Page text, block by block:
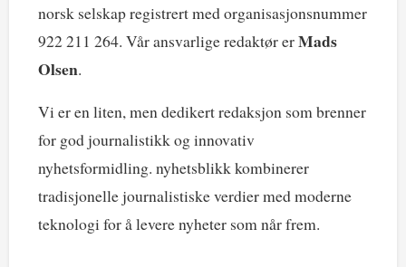
norsk selskap registrert med organisasjonsnummer
922 211 264. Vår ansvarlige redaktør erMads
Olsen.
Vi er en liten, men dedikert redaksjon som brenner
for god journalistikk og innovativ
nyhetsformidling. nyhetsblikk kombinerer
tradisjonelle journalistiske verdier med moderne
teknologi for å levere nyheter som når frem.